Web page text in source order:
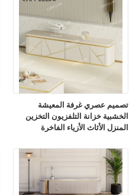
تصميم عصري غرفة المعيشة
الخشبية خزانة التلفزيون التخزين
المنزل الأثاث الأزياء الفاخرة